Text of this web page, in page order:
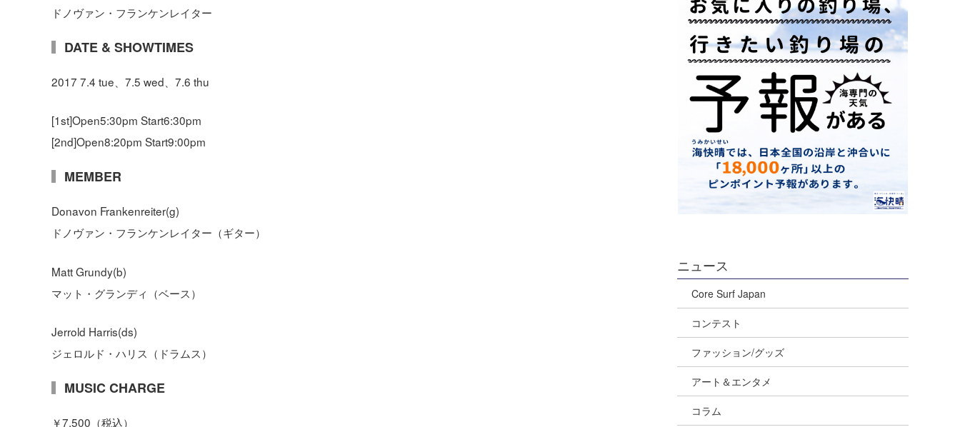
ドノヴァン・フランケンレイター
DATE & SHOWTIMES
2017 7.4 tue、7.5 wed、7.6 thu
[1st]Open5:30pm Start6:30pm
[2nd]Open8:20pm Start9:00pm
MEMBER
Donavon Frankenreiter(g)
ドノヴァン・フランケンレイター（ギター）
Matt Grundy(b)
マット・グランディ（ベース）
Jerrold Harris(ds)
ジェロルド・ハリス（ドラムス）
MUSIC CHARGE
￥7,500（税込）
ニュース
Core Surf Japan
コンテスト
ファッション/グッズ
アート＆エンタメ
コラム